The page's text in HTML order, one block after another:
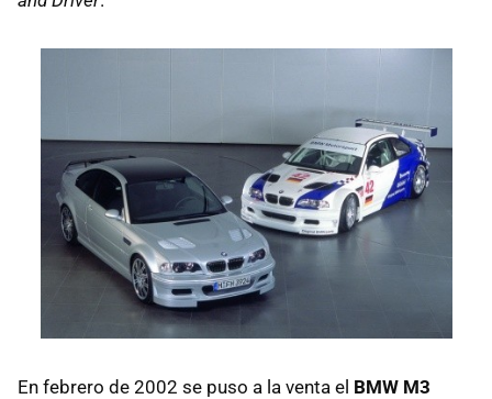
En febrero de 2002 se puso a la venta el BMW M3